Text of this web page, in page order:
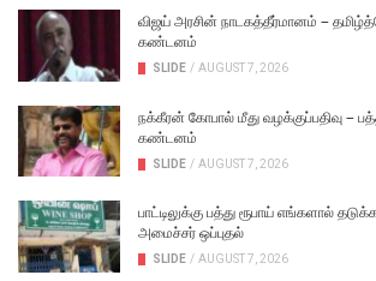
விஜய் அரசின் நாடகத்தீர்மானம் –
கண்டனம்
SLIDE / AUGUST 7, 2026
நக்கீரன் கோபால் மீது வழக்குப்பதிவு –
கண்டனம்
SLIDE / AUGUST 7, 2026
பாட்டிலுக்கு பத்து ரூபாய் எங்களால்
அமைச்சர் ஒப்புதல்
SLIDE / AUGUST 7, 2026